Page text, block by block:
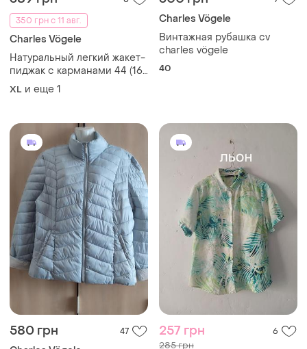
350 грн с 11 авг.
Charles Vögele
Натуральный легкий жакет-
пиджак с карманами 44 (16)
в цветочный принт
большого размера char.
XL и еще 1
Charles Vögele
Винтажная рубашка cv
charles vögele
40
580 грн 47 257 грн 6
285 грн